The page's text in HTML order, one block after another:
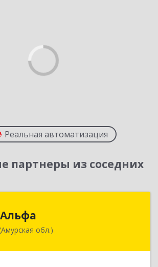
Реальная автоматизация
партнеры из соседних
обл.)
обл, Благовещенск г, Зейская